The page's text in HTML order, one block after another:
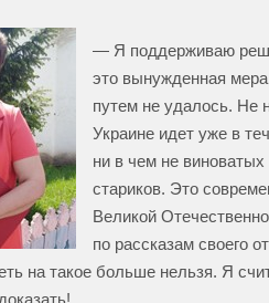
— Я поддерживаю
это вынужденная
путем не удалось. Не
Украине идет уже в
ни в чем не
стариков. Это
Великой
по рассказам своего
на такое больше нельзя. Я